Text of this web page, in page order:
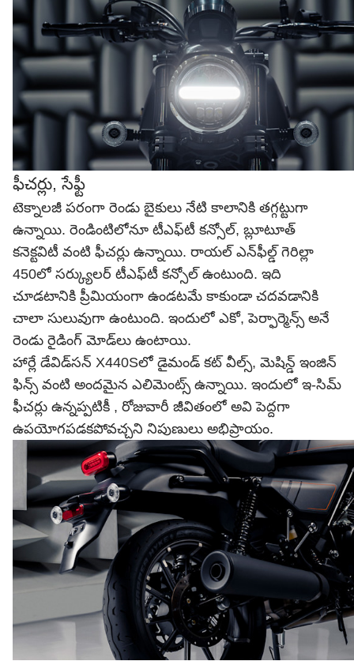
ఫీచర్లు, సేఫ్టీ
టెక్నాలజీ పరంగా రెండు బైకులు నేటి కాలానికి తగ్గట్టుగా
ఉన్నాయి. రెండింటిలోనూ టీఎఫ్‌టీ కన్సోల్‌, బ్లూటూత్
కనెక్టవిటీ వంటి ఫీచర్లు ఉన్నాయి. రాయల్ ఎన్‌ఫీల్డ్ గెరిల్లా
450లో సర్క్యులర్‌ టీఎఫ్‌టీ కన్సోల్‌ ఉంటుంది. ఇది
చూడటానికి ప్రీమియంగా ఉండటమే కాకుండా చదవడానికి
చాలా సులువుగా ఉంటుంది. ఇందులో ఎకో, పెర్ఫార్మెన్స్ అనే
రెండు రైడింగ్ మోడ్‌లు ఉంటాయి.
హార్లే డేవిడ్‌సన్ X440Sలో డైమండ్‌ కట్ వీల్స్, మెషిన్డ్‌ ఇంజిన్‌
ఫిన్స్‌ వంటి అందమైన ఎలిమెంట్స్‌ ఉన్నాయి. ఇందులో ఇ-సిమ్‌
ఫీచర్లు ఉన్నప్పటికీ , రోజువారీ జీవితంలో అవి పెద్దగా
ఉపయోగపడకపోవచ్చని నిపుణులు అభిప్రాయం.